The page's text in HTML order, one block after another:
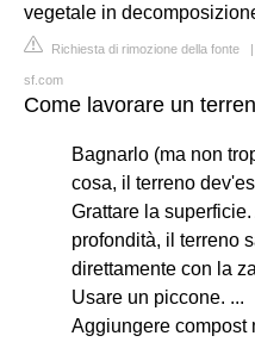
vegetale in
Richiesta di rimozione della fonte
sf.com
Come lavorare un
Bagnarlo (ma non
cosa, il terreno
Grattare la
profondità, il terreno
direttamente con la
Usare un piccone. ...
Aggiungere compost